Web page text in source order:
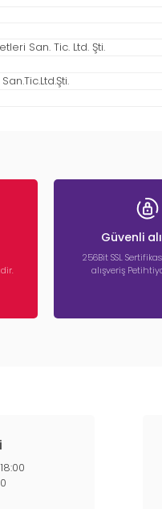
San. Tic. Ltd. Şti.
Güvenli
256Bit SSL
alışveriş